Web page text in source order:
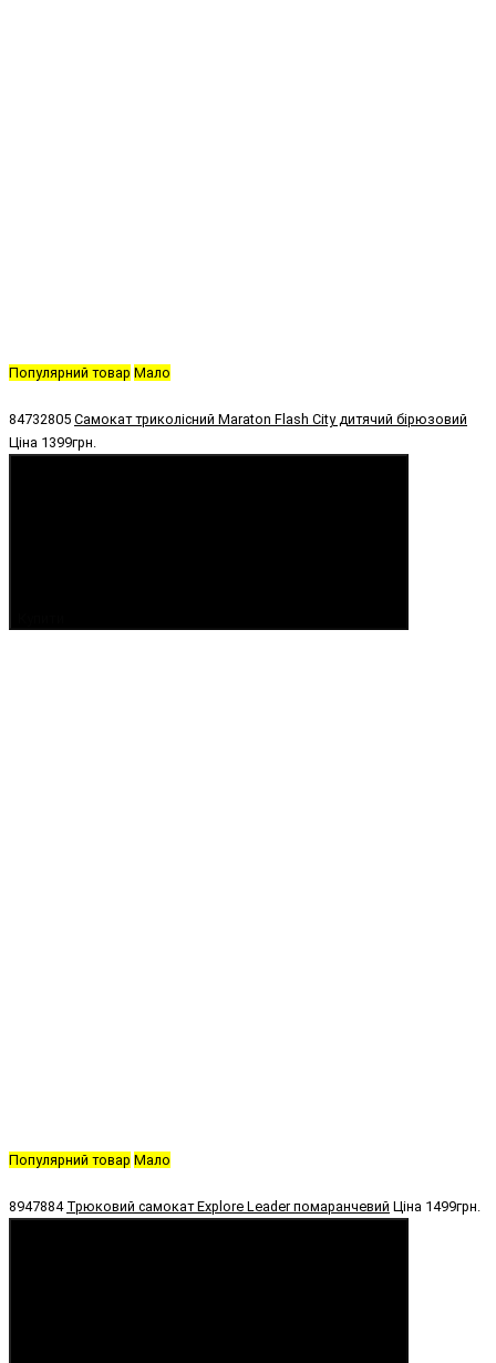
Популярний товар Мало
84732805 Самокат триколісний Maraton Flash City дитячий бірюзовий
Ціна 1399грн.
Популярний товар Мало
8947884 Трюковий самокат Explore Leader помаранчевий Ціна 1499грн.